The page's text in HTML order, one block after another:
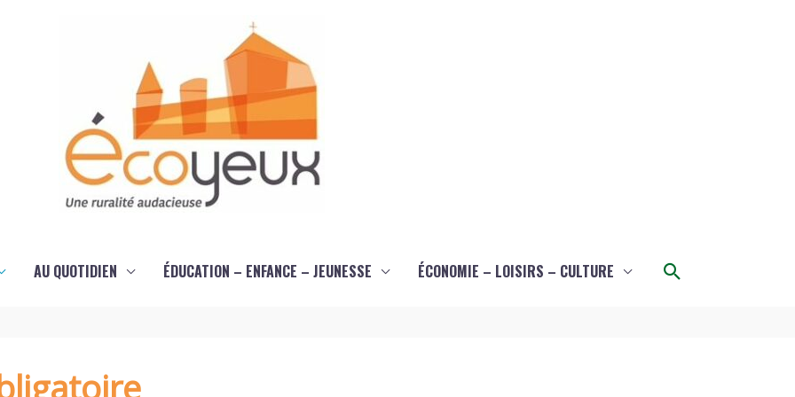
AU QUOTIDIEN ÉDUCATION – ENFANCE – JEUNESSE ÉCONOMIE – LOISIRS – CULTURE Rechercher